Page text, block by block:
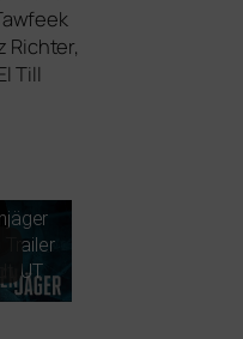
Richter,
Till
Trailer
UT